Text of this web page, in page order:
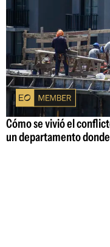
Cómo se vivió el
un departamento